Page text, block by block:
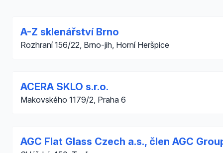
A-Z sklenářství Brno
Rozhraní 156/22, Brno-jih, Horní Heršpice
ACERA SKLO s.r.o.
Makovského 1179/2, Praha 6
AGC Flat Glass Czech a.s., člen AGC